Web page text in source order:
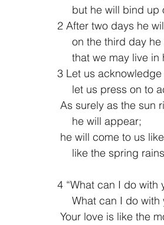
but he will bind
2 After two days he
on the third day
that we may live
3 Let us
let us press on
As surely as the sun
     he will appear;
he will come to us
like the spring
4 “What can I do with
What can I do
Your love is like the